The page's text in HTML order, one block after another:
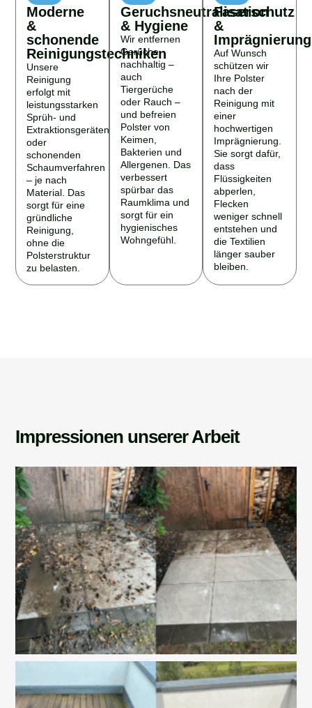
Moderne
&
schonende
Reinigungstechniken
Unsere
Reinigung
erfolgt mit
leistungsstarken
Sprüh- und
Extraktionsgeräten
oder
schonenden
Schaumverfahren
– je nach
Material. Das
sorgt für eine
gründliche
Reinigung,
ohne die
Polsterstruktur
zu belasten.
Geruchsneutralisation
& Hygiene
Wir entfernen
Gerüche
nachhaltig –
auch
Tiergerüche
oder Rauch –
und befreien
Polster von
Keimen,
Bakterien und
Allergenen. Das
verbessert
spürbar das
Raumklima und
sorgt für ein
hygienisches
Wohngefühl.
Faserschutz
&
Imprägnierung
Auf Wunsch
schützen wir
Ihre Polster
nach der
Reinigung mit
einer
hochwertigen
Imprägnierung.
Sie sorgt dafür,
dass
Flüssigkeiten
abperlen,
Flecken
weniger schnell
entstehen und
die Textilien
länger sauber
bleiben.
Impressionen unserer Arbeit